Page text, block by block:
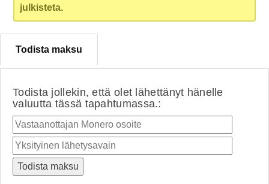
julkisteta.
Todista maksu
Todista jollekin, että olet lähettänyt hänelle
valuutta tässä tapahtumassa.: